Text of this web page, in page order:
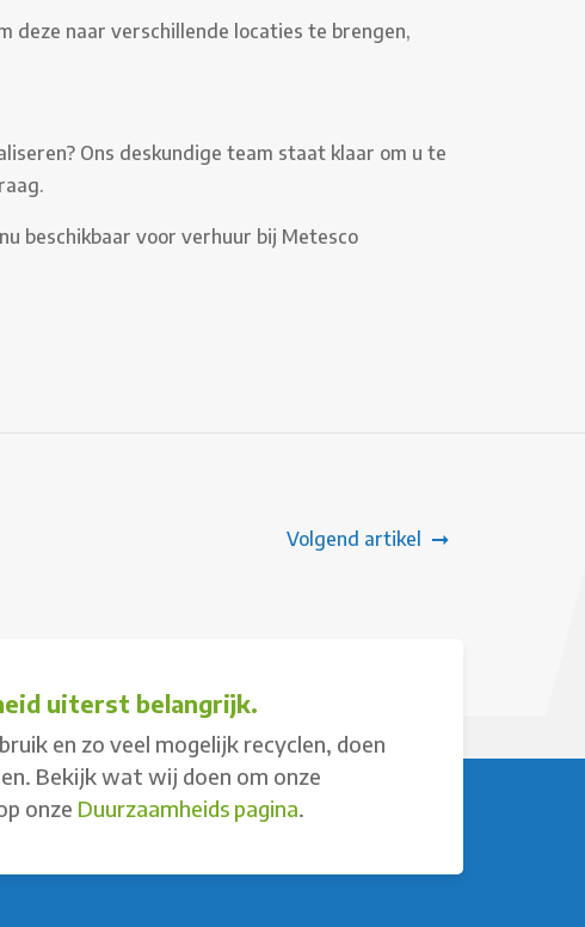
deze naar verschillende locaties te brengen,
Ons deskundige team staat klaar om u te
beschikbaar voor verhuur bij Metesco
Volgend artikel
uiterst belangrijk.
en zo veel mogelijk recyclen, doen
Bekijk wat wij doen om onze
onze Duurzaamheids pagina.